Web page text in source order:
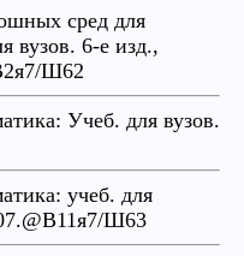
сред для
вузов. 6-е изд.,
Ш62
Учеб. для вузов.
учеб. для
Ш63